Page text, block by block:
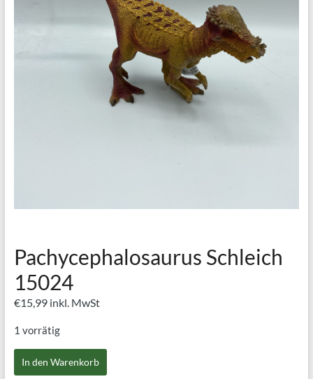
Pachycephalosaurus Schleich
15024
€15,99 inkl. MwSt
1 vorrätig
Schleich
In den Warenkorb